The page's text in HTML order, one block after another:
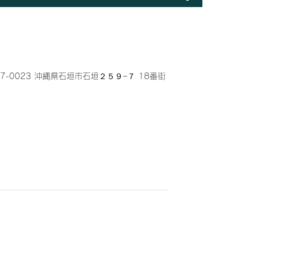
0023 沖縄県石垣市石垣２５９−７ 18番街